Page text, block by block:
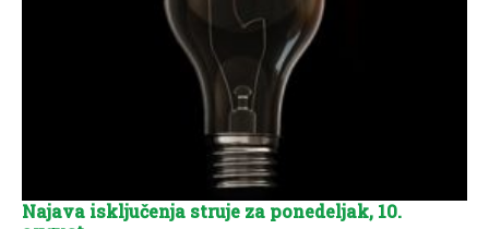
Najava isključenja struje za ponedeljak, 10.